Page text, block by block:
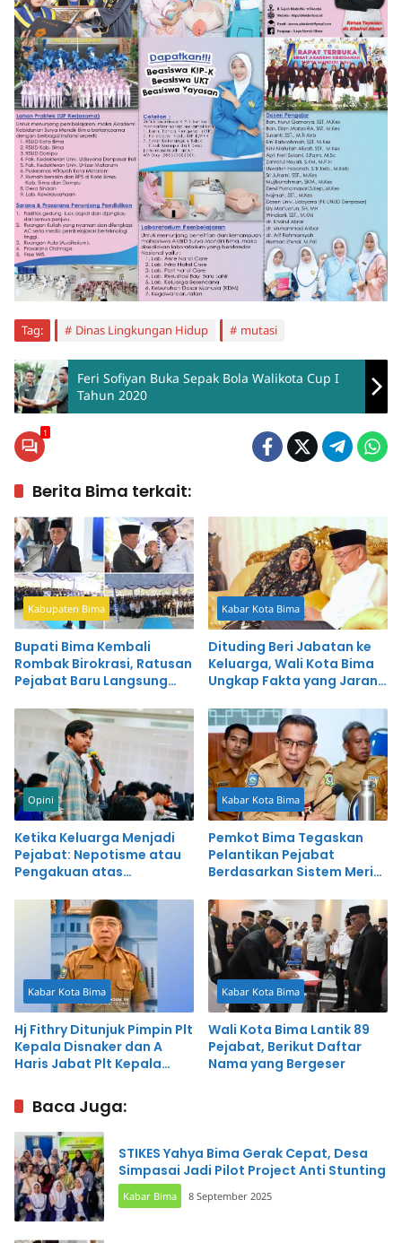
Tag: Dinas Lingkungan Hidup mutasi
Feri Sofiyan Buka Sepak Bola Walikota Cup I
Tahun 2020
1
Berita Bima terkait:
Kabupaten Bima
Bupati Bima Kembali
Rombak Birokrasi, Ratusan
Pejabat Baru Langsung
Kabar Kota Bima
Dituding Beri Jabatan ke
Keluarga, Wali Kota Bima
Ungkap Fakta yang Jarang
Opini
Ketika Keluarga Menjadi
Pejabat: Nepotisme atau
Pengakuan atas
Kabar Kota Bima
Pemkot Bima Tegaskan
Pelantikan Pejabat
Berdasarkan Sistem Merit,
Kinerja ASN
Kabar Kota Bima
Hj Fithry Ditunjuk Pimpin Plt
Kepala Disnaker dan A
Haris Jabat Plt Kepala
Kabar Kota Bima
Wali Kota Bima Lantik 89
Pejabat, Berikut Daftar
Nama yang Bergeser
Baca Juga:
STIKES Yahya Bima Gerak Cepat, Desa
Simpasai Jadi Pilot Project Anti Stunting
Kabar Bima 8 September 2025